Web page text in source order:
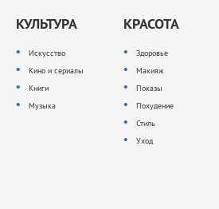
КУЛЬТУРА
Искусство
Кино и сериалы
Книги
Музыка
КРАСОТА
Здоровье
Макияж
Показы
Похудение
Стиль
Уход